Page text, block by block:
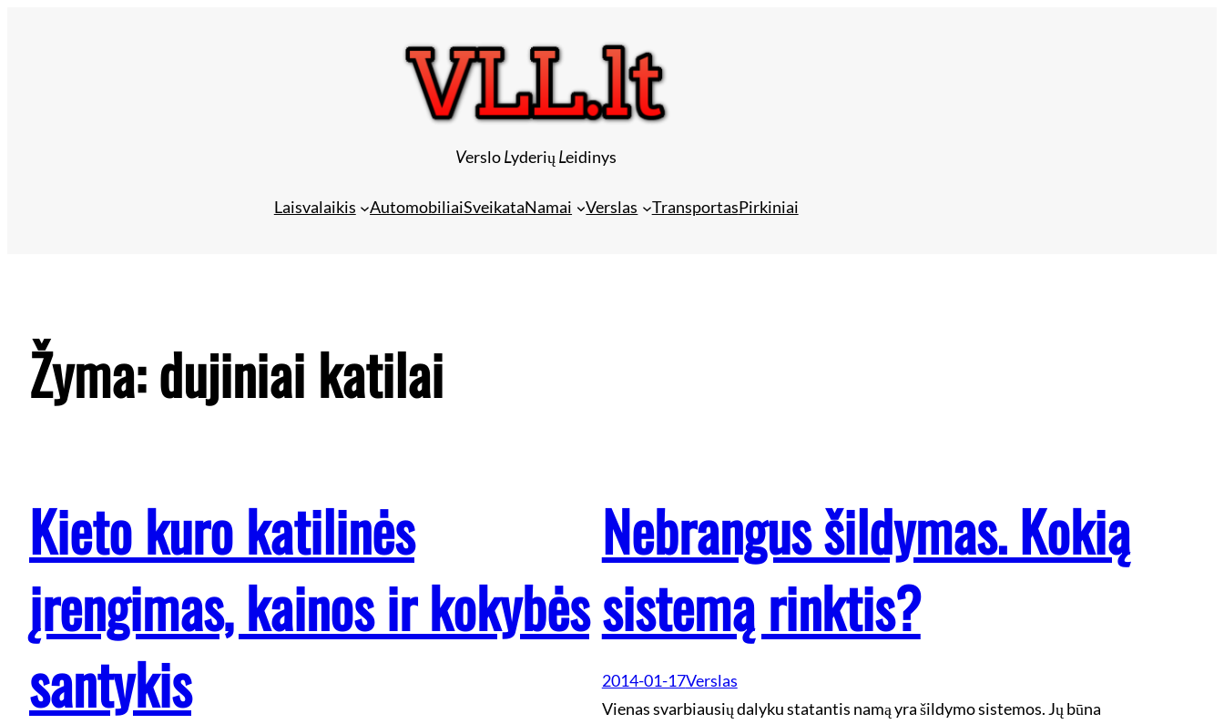
VersloLyderių Leidinys
Laisvalaikis AutomobiliaiSveikataNamai Verslas TransportasPirkiniai
Žyma:dujiniai katilai
Kieto kuro katilinės
įrengimas, kainos ir kokybės
santykis
Nebrangus šildymas. Kokią
sistemą rinktis?
2014-01-17Verslas
Vienas svarbiausių dalyku statantis namą yra šildymo sistemos. Jų būna